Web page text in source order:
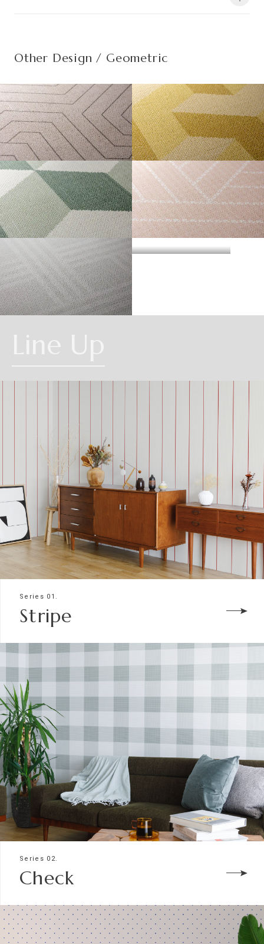
推奨糊は、「プリンテリアボンド」もしくは、「ウォールボンド100」です。
・サイズ
950mm×47m（有効巾900mm・m切売り）
・不燃認定番号
NM-5450
・準不燃認定番号
MFN-3734
| リピートレス商品について |
横のリピートサイズがW900mm以上の商品はリピートレスタイプです。
リピートレスタイプの商品をご注文の際は、必ずRepeat Imageをご確認いた
だき、番号をご指定ください。
リピートレスタイプのご注文数量は、本売り(W900mmxH2700mm/本)となり
ますのでご注意ください。
また、ご使用される壁面や天井へのリピートサイズの調整をご希望の場合
は、お問い合わせください。
ださい。詳細は下地についてをご参照ください。
| 2.使用環境について |
高温、多濯、水漏れの環墳や屋外での使用はお避けください。天井や間接照
明付近など、下地の段差が目立つ場所にご使用になる場合は、ご注意下さ
い。
| 3.柄合わせの必要な商品について |
柄合わせを必要とする商品は、要尺が無地系の商品よりも多くなりますので
ご注意ください。施工の際は見本帳の「リピート」表示を参考に柄合わせし
てください。
| 4.施工費について |
一般ビニル壁紙と比較して加工難易度が冨いため、施工費が割増しになる場
合があります。あらかじめ商品特性や現場の環境などをご確認の上、商品選
択をお願いします．
また種別は随時追加・変更がなされております。必ず最新の情報をご確認く
材質 普通紙＋ポリ塩化
防
火
性
能
施
工
方
直
張
り
不燃材料※① 不燃
不燃石膏ボード※② 不燃
準不燃材料※③ 準不燃
金属板※④ -
施
工
方
り
不燃材料※① -
不燃石膏ボード※②
準不燃材料※③
それぞれ壁紙との組み合わせで使用できる代表的な下地基材は以下のものに
なります。
※②告示第1400号の厚さが12mm以上の石膏ボード
Other Design / Geometric
SPINNER TRIANGLE BLOCK
Line Up
Series 01.
Stripe
Series 02.
Check